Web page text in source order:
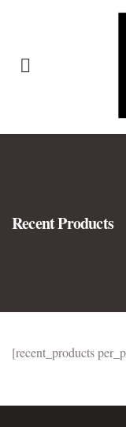
Recent Products
[recent_products